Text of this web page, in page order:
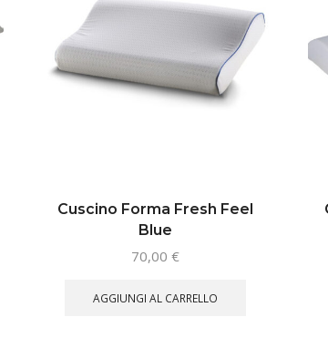
Cuscino Forma Fresh Feel
Blue
70,00€
AGGIUNGI AL CARRELLO